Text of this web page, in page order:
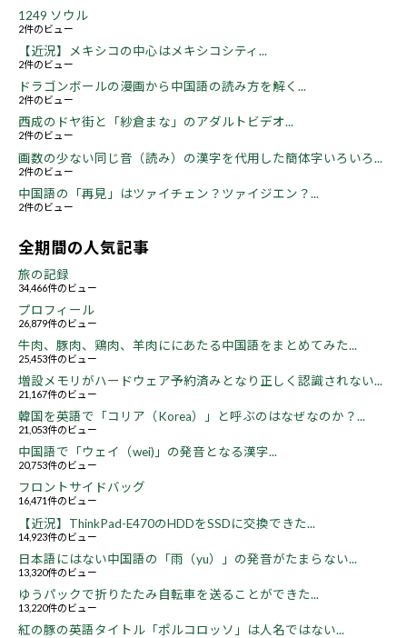
1249 ソウル
2件のビュー
【近況】メキシコの中心はメキシコシティ...
2件のビュー
ドラゴンボールの漫画から中国語の読み方を解く...
2件のビュー
西成のドヤ街と「紗倉まな」のアダルトビデオ...
2件のビュー
画数の少ない同じ音（読み）の漢字を代用した簡体字いろいろ...
2件のビュー
中国語の「再見」はツァイチェン？ツァイジエン？...
2件のビュー
全期間の人気記事
旅の記録
34,466件のビュー
プロフィール
26,879件のビュー
牛肉、豚肉、鶏肉、羊肉ににあたる中国語をまとめてみた...
25,453件のビュー
増設メモリがハードウェア予約済みとなり正しく認識されない...
21,167件のビュー
韓国を英語で「コリア（Korea）」と呼ぶのはなぜなのか？...
21,053件のビュー
中国語で「ウェイ（wei)」の発音となる漢字...
20,753件のビュー
フロントサイドバッグ
16,471件のビュー
【近況】ThinkPad-E470のHDDをSSDに交換できた...
14,923件のビュー
日本語にはない中国語の「雨（yu）」の発音がたまらない...
13,320件のビュー
ゆうパックで折りたたみ自転車を送ることができた...
13,220件のビュー
紅の豚の英語タイトル「ポルコロッソ」は人名ではない...